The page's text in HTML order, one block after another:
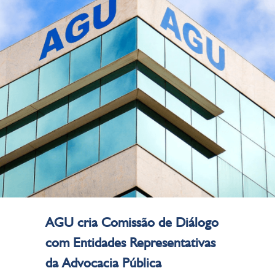
AGU cria Comissão de Diálogo
com Entidades Representativas
da Advocacia Pública